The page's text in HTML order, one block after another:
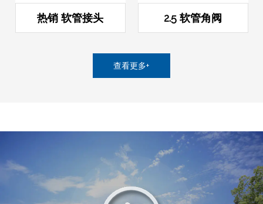
热销 软管接头 2.5 软管角阀
查看更多+